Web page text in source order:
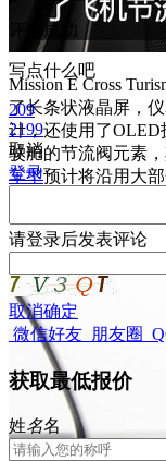
Mission E Cross
了长条状液晶屏，
计，还使用了
驶舱的节流阀元素
车型预计将沿用大
评论成功
写点什么吧
209
2199
取消
登录
请登录后发表评论
取消确定
微信好友 朋友圈
获取最低报价
姓名名